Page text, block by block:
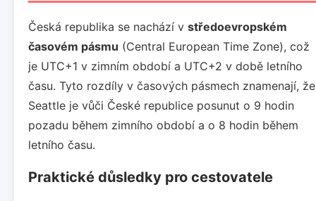
Česká republika se nachází v středoevropském
časovém pásmu (Central European Time Zone), což
je UTC+1 v zimním období a UTC+2 v době letního
času. Tyto rozdíly v časových pásmech znamenají, že
Seattle je vůči České republice posunut o 9 hodin
pozadu během zimního období a o 8 hodin během
letního času.
Praktické důsledky pro cestovatele